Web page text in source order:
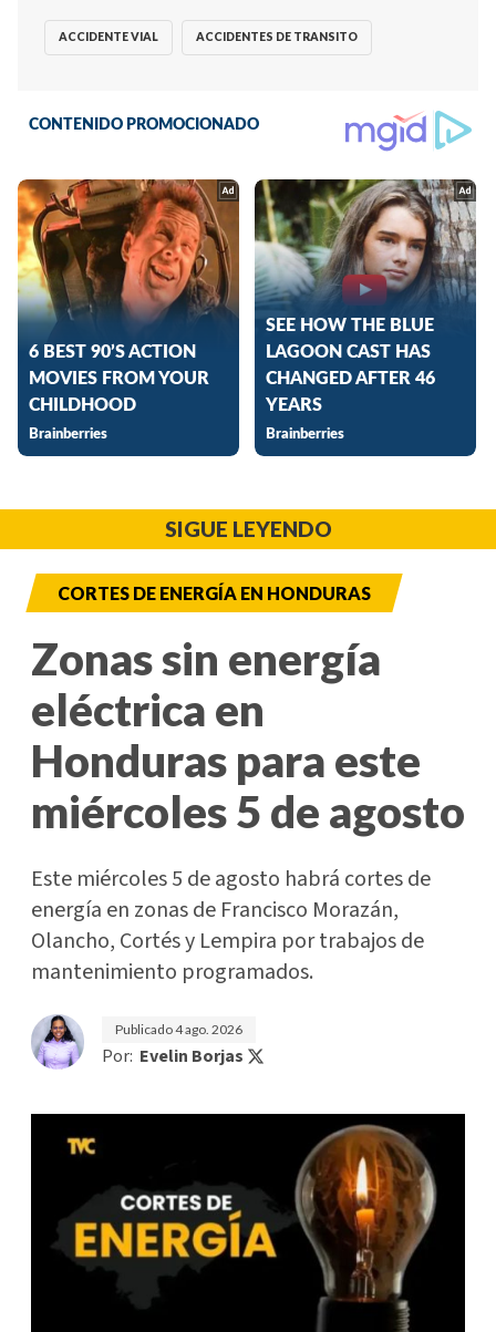
ACCIDENTE VIAL ACCIDENTES DE TRANSITO
SIGUE LEYENDO
CORTES DE ENERGÍA EN HONDURAS
Zonas sin energía
eléctrica en
Honduras para este
miércoles 5 de agosto
Este miércoles 5 de agosto habrá cortes de
energía en zonas de Francisco Morazán,
Olancho, Cortés y Lempira por trabajos de
mantenimiento programados.
Publicado4 ago. 2026
Por: Evelin Borjas